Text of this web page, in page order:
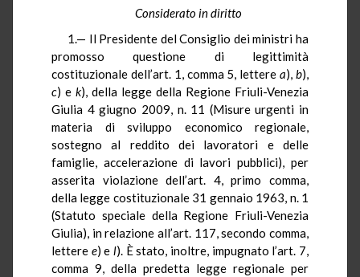
Considerato in diritto
1.— Il Presidente del Consiglio dei ministri ha
promosso questione di legittimità
costituzionale dell’art. 1, comma 5, letterea),b),
c) e k), della legge della Regione Friuli-Venezia
Giulia 4 giugno 2009, n. 11 (Misure urgenti in
materia di sviluppo economico regionale,
sostegno al reddito dei lavoratori e delle
famiglie, accelerazione di lavori pubblici), per
asserita violazione dell’art. 4, primo comma,
della legge costituzionale 31 gennaio 1963, n. 1
(Statuto speciale della Regione Friuli-Venezia
Giulia), in relazione all’art. 117, secondo comma,
lettere e) el). È stato, inoltre, impugnato l’art. 7,
comma 9, della predetta legge regionale per